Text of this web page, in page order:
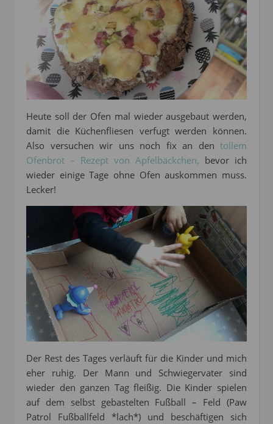
Heute soll der Ofen mal wieder ausgebaut werden,
damit die Küchenfliesen verfugt werden können.
Also versuchen wir uns noch fix an den tollem
Ofenbrot – Rezept von Apfelbäckchen, bevor ich
wieder einige Tage ohne Ofen auskommen muss.
Lecker!
Der Rest des Tages verläuft für die Kinder und mich
eher ruhig. Der Mann und Schwiegervater sind
wieder den ganzen Tag fleißig. Die Kinder spielen
auf dem selbst gebastelten Fußball – Feld (Paw
Patrol Fußballfeld *lach*) und beschäftigen sich